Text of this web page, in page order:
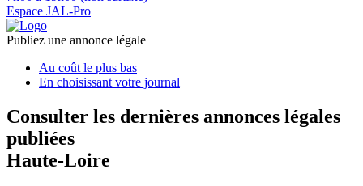
Espace JAL-Pro
Publiez une annonce légale
Au coût le plus bas
En choisissant votre journal
Consulter les dernières annonces légales
publiées
Haute-Loire